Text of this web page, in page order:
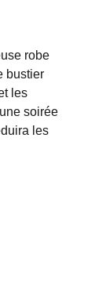
robe
bustier
les
soirée
les